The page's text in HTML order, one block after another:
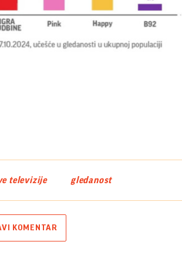
Play
televizije gledanost
KOMENTAR